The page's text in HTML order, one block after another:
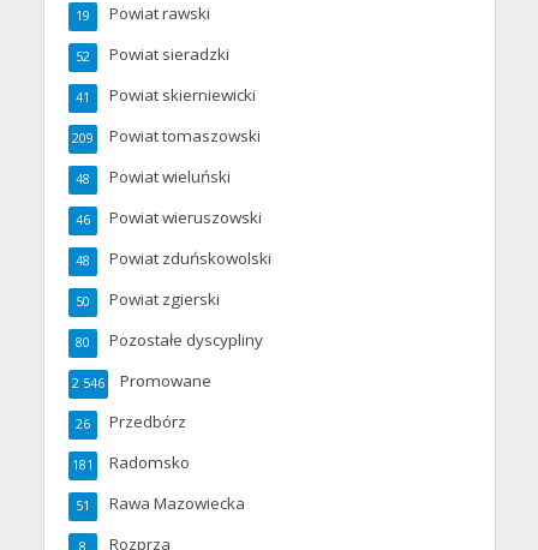
Powiat rawski
19
Powiat sieradzki
52
Powiat skierniewicki
41
Powiat tomaszowski
209
Powiat wieluński
48
Powiat wieruszowski
46
Powiat zduńskowolski
48
Powiat zgierski
50
Pozostałe dyscypliny
80
Promowane
2 546
Przedbórz
26
Radomsko
181
Rawa Mazowiecka
51
Rozprza
8